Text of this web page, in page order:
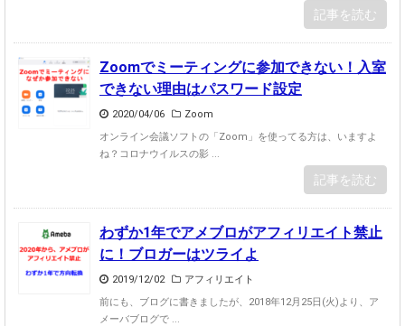
記事を読む
Zoomでミーティングに参加できない！入室
できない理由はパスワード設定
2020/04/06
Zoom
オンライン会議ソフトの「Zoom」を使ってる方は、いますよ
ね？コロナウイルスの影 ...
記事を読む
わずか1年でアメブロがアフィリエイト禁止
に！ブロガーはツライよ
2019/12/02
アフィリエイト
前にも、ブログに書きましたが、2018年12月25日(火)より、ア
メーバブログで ...